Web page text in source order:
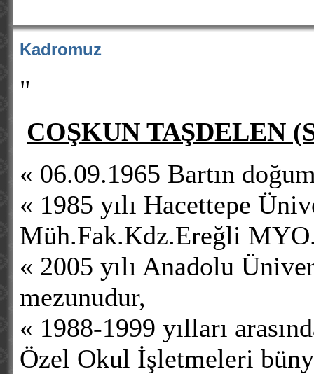
Kadromuz
"
COŞKUN TAŞDELEN
« 06.09.1965 Bartın
« 1985 yılı Hacettepe
Müh.Fak.Kdz.Ereğli
« 2005 yılı Anadolu
mezunudur,
« 1988-1999 yılları
Özel Okul İşletmeleri